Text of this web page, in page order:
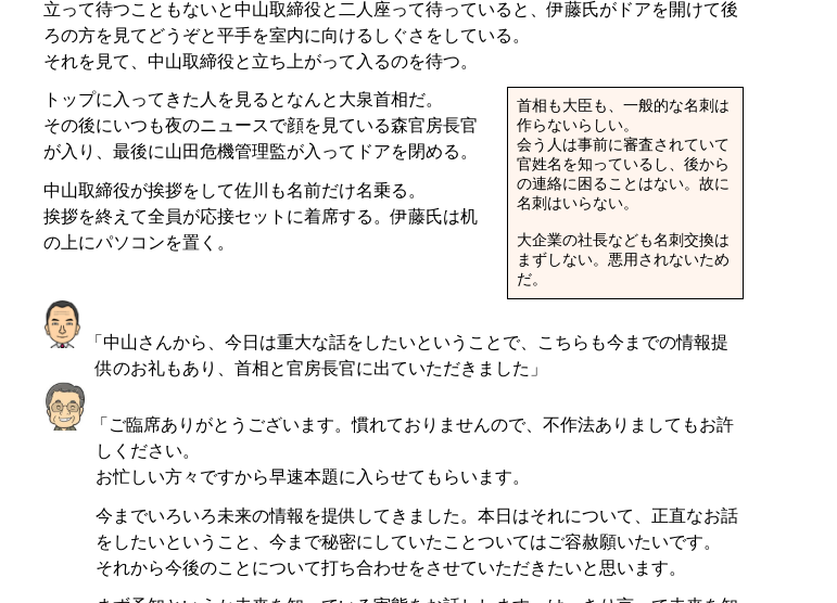
立って待つこともないと中山取締役と二人座って待っていると、伊藤氏がドアを開けて後
ろの方を見てどうぞと平手を室内に向けるしぐさをしている。
それを見て、中山取締役と立ち上がって入るのを待つ。
首相も大臣も、一般的な名刺は
作らないらしい。
会う人は事前に審査されていて
官姓名を知っているし、後から
の連絡に困ることはない。故に
名刺はいらない。
大企業の社長なども名刺交換は
まずしない。悪用されないため
だ。
トップに入ってきた人を見るとなんと大泉首相だ。
その後にいつも夜のニュースで顔を見ている森官房長官
が入り、最後に山田危機管理監が入ってドアを閉める。
中山取締役が挨拶をして佐川も名前だけ名乗る。
挨拶を終えて全員が応接セットに着席する。伊藤氏は机
の上にパソコンを置く。
「中山さんから、今日は重大な話をしたいということで、こちらも今までの情報提
供のお礼もあり、首相と官房長官に出ていただきました」
「ご臨席ありがとうございます。慣れておりませんので、不作法ありましてもお許
しください。
お忙しい方々ですから早速本題に入らせてもらいます。
今までいろいろ未来の情報を提供してきました。本日はそれについて、正直なお話
をしたいということ、今まで秘密にしていたことついてはご容赦願いたいです。
それから今後のことについて打ち合わせをさせていただきたいと思います。